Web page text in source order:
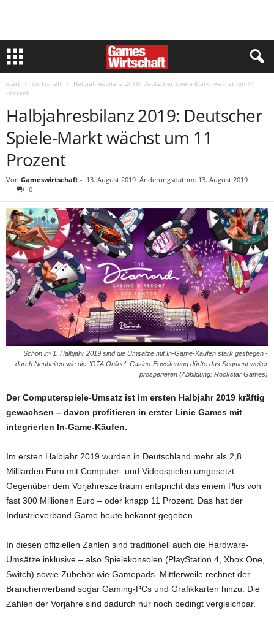
Start Wirtschaft
Halbjahresbilanz 2019: Deutscher Spiele-Markt wächst um 11
Prozent
Halbjahresbilanz 2019: Deutscher
Spiele-Markt wächst um 11
Prozent
Von Gameswirtschaft - 13. August 2019 Änderungsdatum: 13. August 2019
0
Schon im 1. Halbjahr 2019 sind die Umsätze mit In-Game-Käufen stark gestiegen -
durch Neuheiten wie die "GTA Online"-Casino-Erweiterung dürfte das Segment weiter
prosperieren (Abbildung: Rockstar Games)
Der Computerspiele-Umsatz ist im ersten Halbjahr 2019 kräftig
gewachsen – davon profitieren in erster Linie Games mit
integrierten In-Game-Käufen.
Im ersten Halbjahr 2019 wurden in Deutschland mehr als 2,8
Milliarden Euro mit Computer- und Videospielen umgesetzt.
Gegenüber dem Vorjahreszeitraum entspricht das einem Plus von
fast 300 Millionen Euro – oder knapp 11 Prozent. Das hat der
Industrieverband Game heute bekannt gegeben.
In diesen offiziellen Zahlen sind traditionell auch die Hardware-
Umsätze inklusive – also Spielekonsolen (PlayStation 4, Xbox One,
Switch) sowie Zubehör wie Gamepads. Mittlerweile rechnet der
Branchenverband sogar Gaming-PCs und Grafikkarten hinzu: Die
Zahlen der Vorjahre sind dadurch nur noch bedingt vergleichbar.